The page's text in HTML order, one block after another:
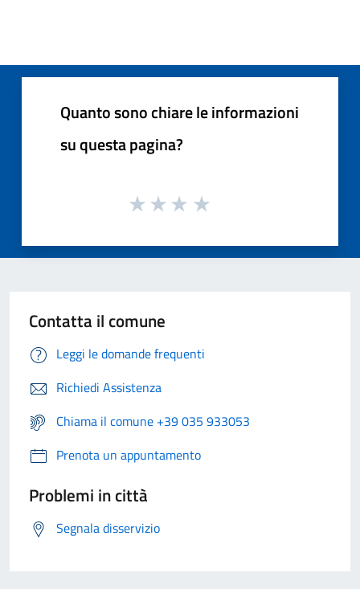
Quanto sono chiare le informazioni
su questa pagina?
Contatta il comune
Leggi le domande frequenti
Richiedi Assistenza
Chiama il comune +39 035 933053
Prenota un appuntamento
Problemi in città
Segnala disservizio